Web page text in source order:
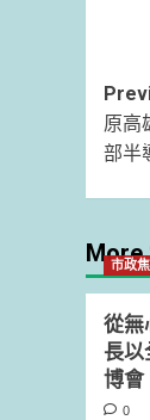
原高
部半
More
市政
從無
長
博會
0